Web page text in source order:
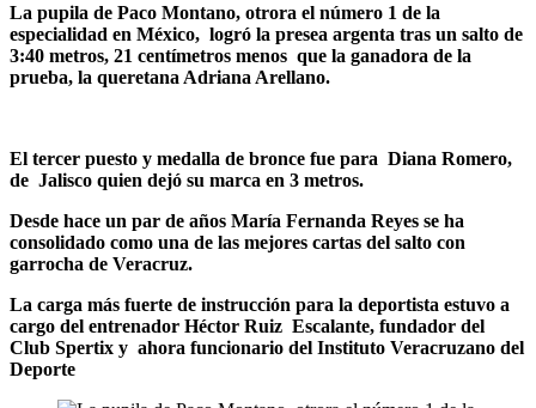
La pupila de Paco Montano, otrora el número 1 de la
especialidad en México, logró la presea argenta tras un salto de
3:40 metros, 21 centímetros menos que la ganadora de la
prueba, la queretana Adriana Arellano.
El tercer puesto y medalla de bronce fue para Diana Romero,
de Jalisco quien dejó su marca en 3 metros.
Desde hace un par de años María Fernanda Reyes se ha
consolidado como una de las mejores cartas del salto con
garrocha de Veracruz.
La carga más fuerte de instrucción para la deportista estuvo a
cargo del entrenador Héctor Ruiz Escalante, fundador del
Club Spertix y ahora funcionario del Instituto Veracruzano del
Deporte